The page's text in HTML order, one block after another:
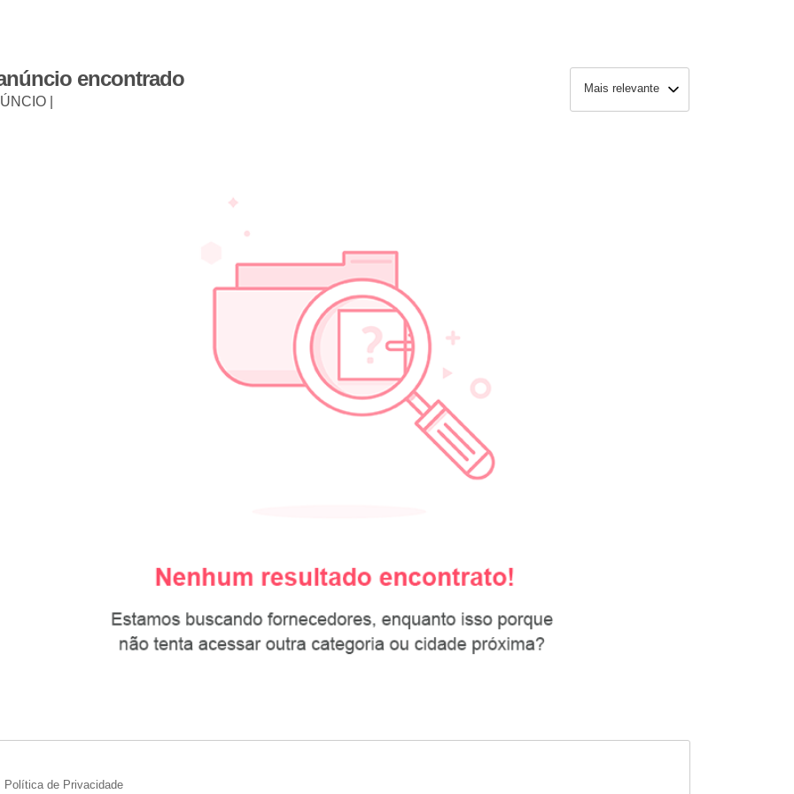
encontrado
|
Mais relevante
Política de Privacidade